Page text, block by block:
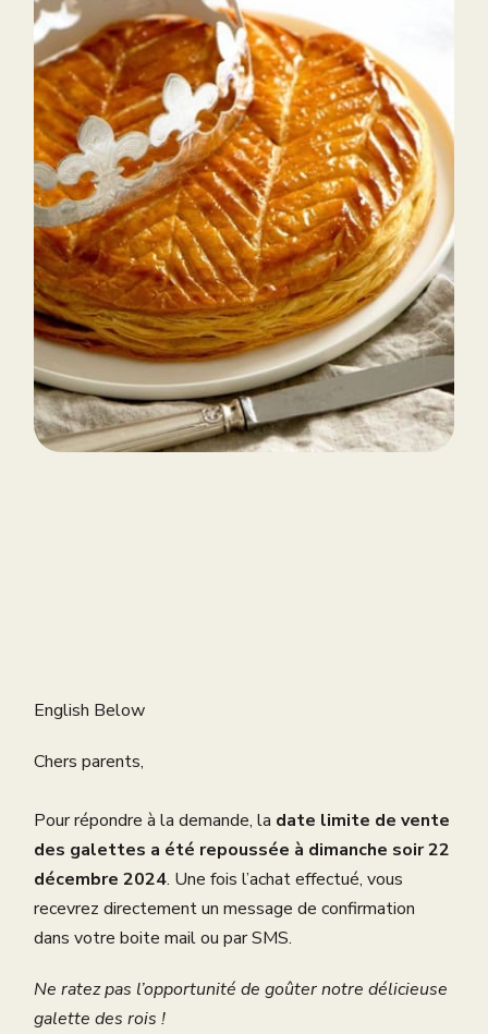
English Below
Chers parents,
Pour répondre à la demande, la date limite de vente
des galettes a été repoussée à dimanche soir 22
décembre 2024. Une fois l’achat effectué, vous
recevrez directement un message de confirmation
dans votre boite mail ou par SMS.
Ne ratez pas l’opportunité de goûter notre délicieuse
galette des rois !